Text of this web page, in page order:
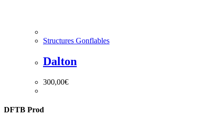
Structures Gonflables
Dalton
300,00€
DFTB Prod